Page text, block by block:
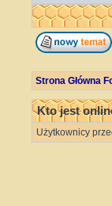
Strona Główna
Kto jest
Użytkownicy